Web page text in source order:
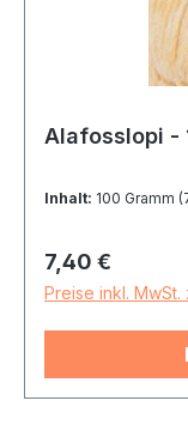
Alafosslopi -
Inhalt: 100 Gramm
Regulärer Preis:
7,40 €
Preise inkl.